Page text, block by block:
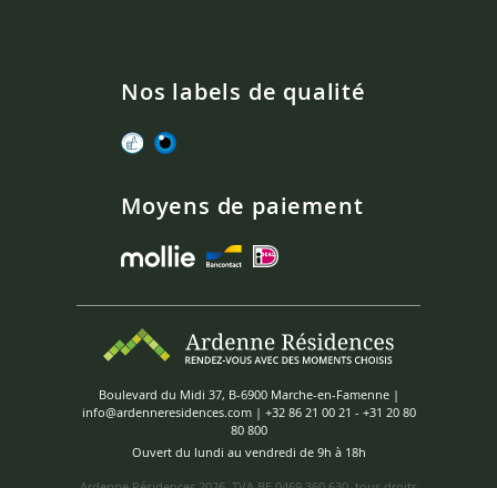
Nos labels de qualité
Moyens de paiement
Boulevard du Midi 37, B-6900 Marche-en-Famenne |
info@ardenneresidences.com| +32 86 21 00 21 - +31 20 80
80 800
Ouvert du lundi au vendredi de 9h à 18h